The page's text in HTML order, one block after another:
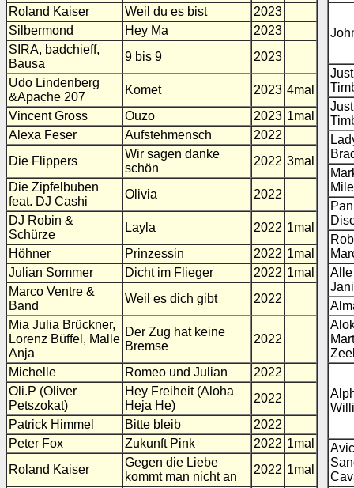
Roland Kaiser
Weil du es bist
2023
Silbermond
Hey Ma
2023
SIRA, badchieff,
Bausa
9 bis 9
2023
Udo Lindenberg
&Apache 207
Komet 2023 4mal
Vincent Gross
Ouzo 2023 1mal
Alexa Feser
Aufstehmensch
2022
Die Flippers
Wir sagen danke
schön
2022 3mal
Die Zipfelbuben
feat. DJ Cashi
Olivia
2022
DJ Robin &
Schürze
Layla 2022 1mal
Höhner
Prinzessin 2022 1mal
Julian Sommer
Dicht im Flieger 2022 1mal
Marco Ventre &
Band
Weil es dich gibt
2022
Mia Julia Brückner,
Lorenz Büffel, Malle
Anja
Der Zug hat keine
Bremse
2022
Michelle Romeo und Julian
2022
Oli.P (Oliver
Petszokat)
Hey Freiheit (Aloha
Heja He)
2022
Patrick Himmel
Bitte bleib
2022
Peter Fox
Zukunft Pink 2022 1mal
Roland Kaiser
Gegen die Liebe
kommt man nicht an
2022 1mal